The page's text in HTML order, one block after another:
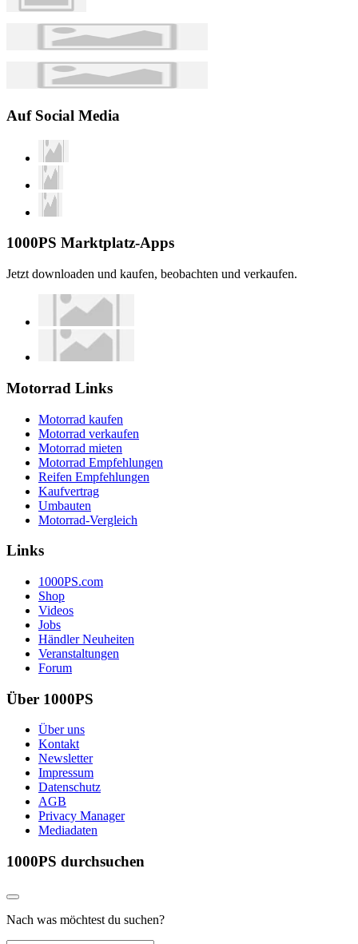
Auf Social Media
1000PS Marktplatz-Apps
Jetzt downloaden und kaufen, beobachten und verkaufen.
Motorrad Links
Motorrad kaufen
Motorrad verkaufen
Motorrad mieten
Motorrad Empfehlungen
Reifen Empfehlungen
Kaufvertrag
Umbauten
Motorrad-Vergleich
Links
1000PS.com
Shop
Videos
Jobs
Händler Neuheiten
Veranstaltungen
Forum
Über 1000PS
Über uns
Kontakt
Newsletter
Impressum
Datenschutz
AGB
Privacy Manager
Mediadaten
1000PS durchsuchen
Nach was möchtest du suchen?